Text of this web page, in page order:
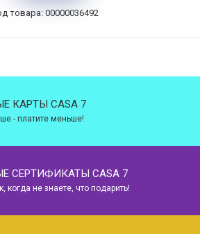
товара: 00000036492
КАРТЫ CASA 7
- платите меньше!
СЕРТИФИКАТЫ CASA 7
когда не знаете, что подарить!